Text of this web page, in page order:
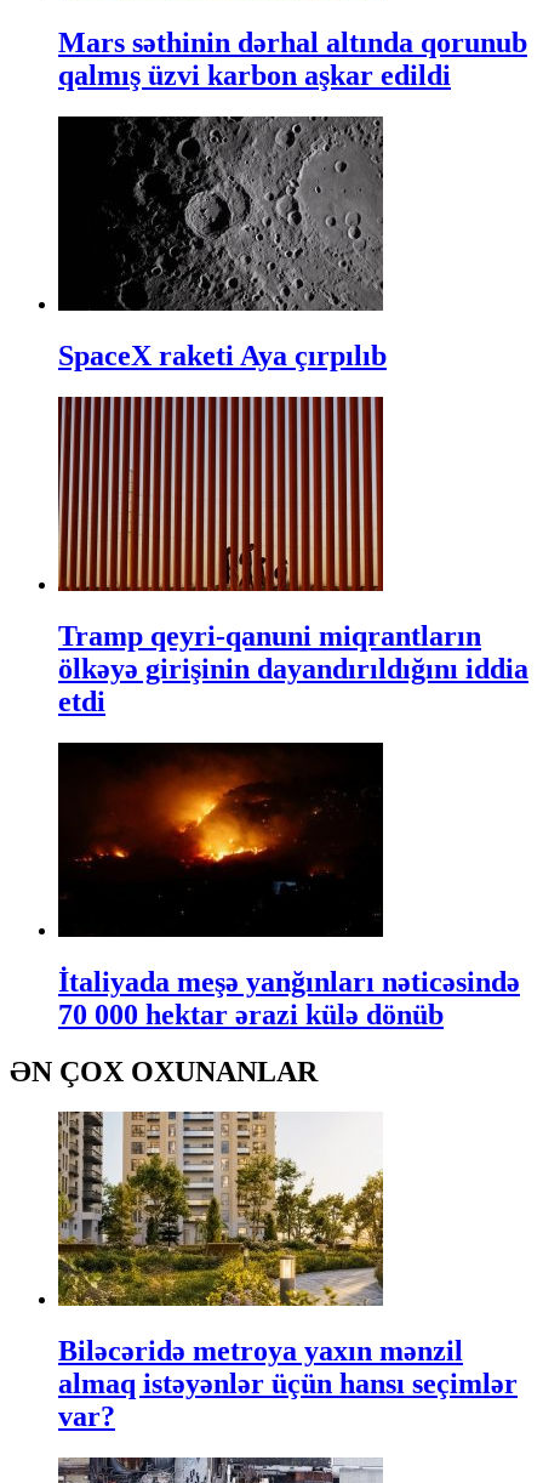
Mars səthinin dərhal altında qorunub
qalmış üzvi karbon aşkar edildi
SpaceX raketi Aya çırpılıb
Tramp qeyri-qanuni miqrantların
ölkəyə girişinin dayandırıldığını iddia
etdi
İtaliyada meşə yanğınları nəticəsində
70 000 hektar ərazi külə dönüb
ƏN ÇOX OXUNANLAR
Biləcəridə metroya yaxın mənzil
almaq istəyənlər üçün hansı seçimlər
var?